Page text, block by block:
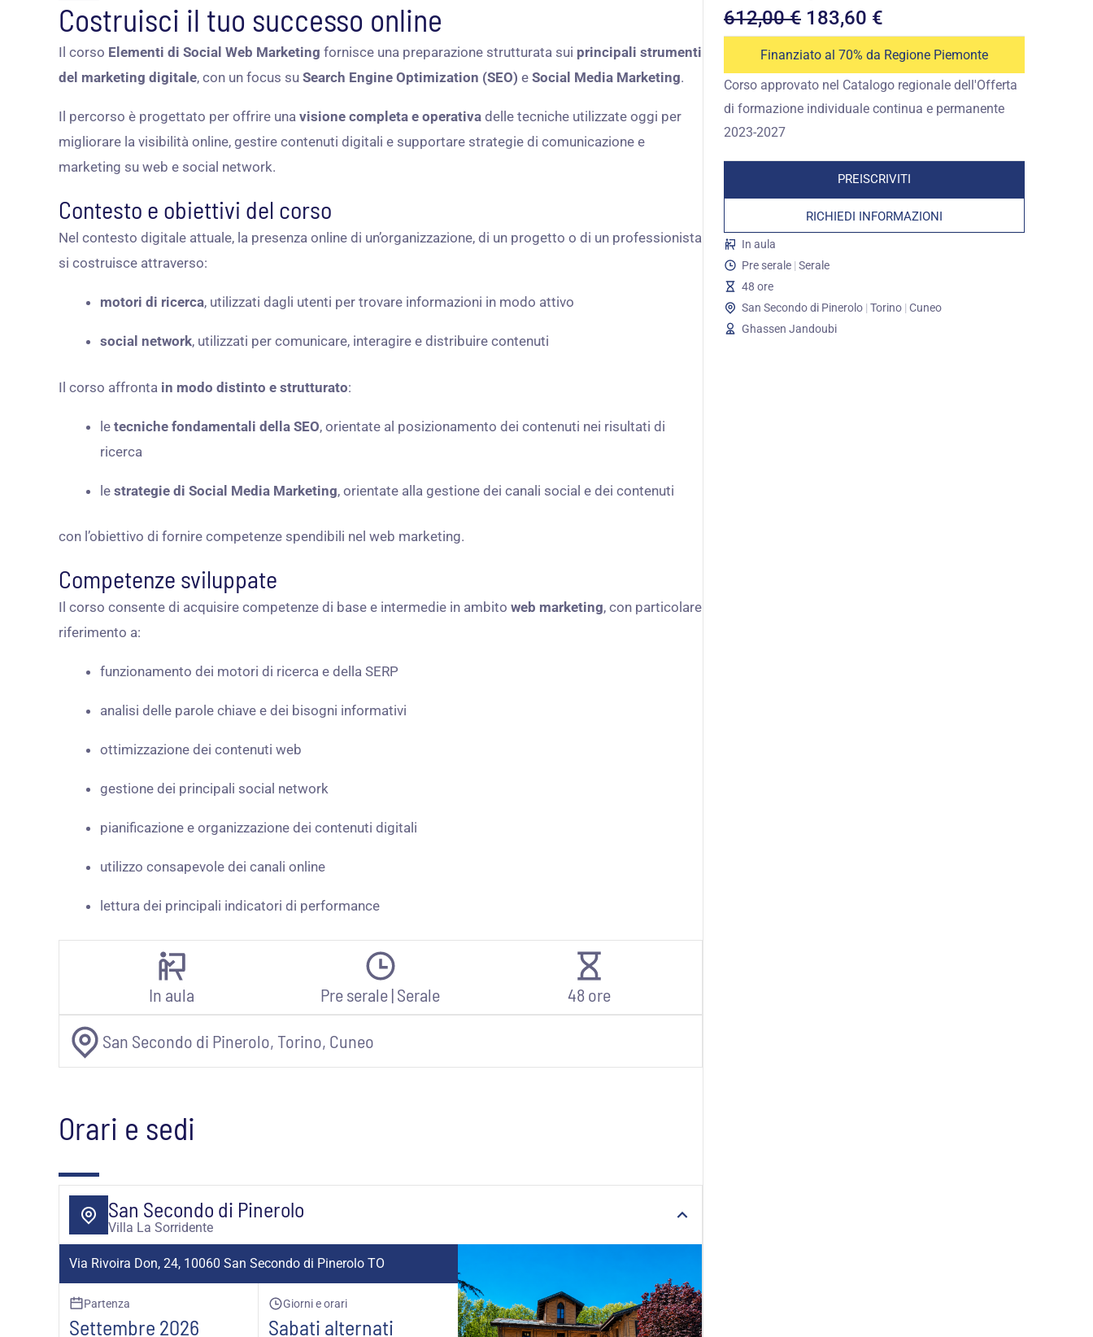
Costruisci il tuo successo online
Il corso Elementi di Social Web Marketing fornisce una preparazione strutturata sui principali strumenti
del marketing digitale, con un focus su Search Engine Optimization (SEO) e Social Media Marketing.
Il percorso è progettato per offrire una visione completa e operativa delle tecniche utilizzate oggi per
migliorare la visibilità online, gestire contenuti digitali e supportare strategie di comunicazione e
marketing su web e social network.
Contesto e obiettivi del corso
Nel contesto digitale attuale, la presenza online di un’organizzazione, di un progetto o di un professionista
si costruisce attraverso:
motori di ricerca, utilizzati dagli utenti per trovare informazioni in modo attivo
social network, utilizzati per comunicare, interagire e distribuire contenuti
Il corso affronta in modo distinto e strutturato:
le tecniche fondamentali della SEO, orientate al posizionamento dei contenuti nei risultati di
ricerca
le strategie di Social Media Marketing, orientate alla gestione dei canali social e dei contenuti
con l’obiettivo di fornire competenze spendibili nel web marketing.
Competenze sviluppate
Il corso consente di acquisire competenze di base e intermedie in ambito web marketing, con particolare
riferimento a:
funzionamento dei motori di ricerca e della SERP
analisi delle parole chiave e dei bisogni informativi
ottimizzazione dei contenuti web
gestione dei principali social network
pianificazione e organizzazione dei contenuti digitali
utilizzo consapevole dei canali online
lettura dei principali indicatori di performance
In aula Pre serale|Serale 48 ore
San Secondo di Pinerolo, Torino, Cuneo
Orari e sedi
San Secondo di Pinerolo
Villa La Sorridente
Via Rivoira Don, 24, 10060 San Secondo di Pinerolo TO
Partenza
Settembre 2026
Giorni e orari
Sabati alternati
612,00€ Il
prezzo
originale
612,00 €.
183,60 €
prezzo
attuale
183,60 €.
Finanziato al 70% da Regione Piemonte
Corso approvato nel Catalogo regionale dell'Offerta
di formazione individuale continua e permanente
2023-2027
PREISCRIVITI
RICHIEDI INFORMAZIONI
In aula
Pre serale | Serale
48 ore
San Secondo di Pinerolo | Torino | Cuneo
Ghassen Jandoubi